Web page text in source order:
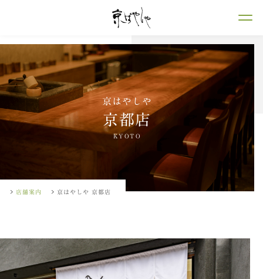
京はやしや
京都店
KYOTO
店舗案内 京はやしや 京都店